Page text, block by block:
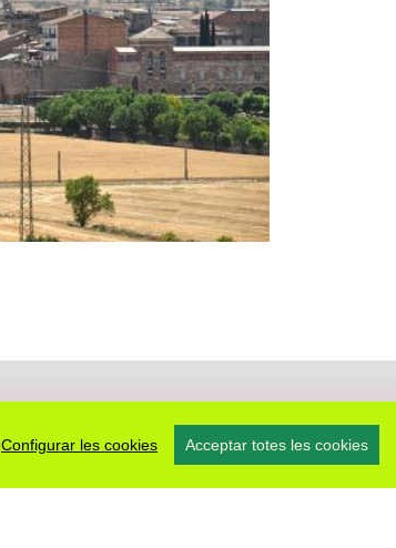
Configurar les cookies Acceptar totes les cookies